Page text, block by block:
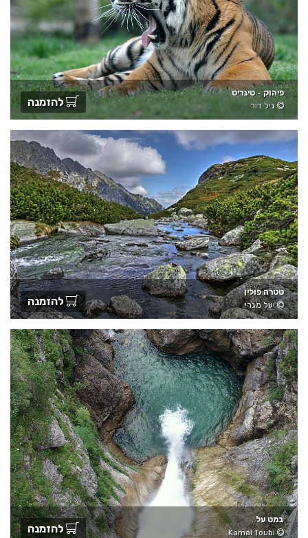
פיהוק - טיגריס
גיל דור
להזמנה
טטרה פולין
יעל מגרי
להזמנה
במט על
Kamal Toubi
להזמנה